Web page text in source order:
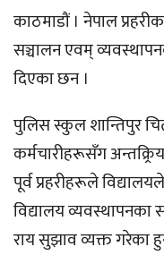
काठमाडौं । नेपाल
सञ्चालन एवम्
दिएका छन ।
पुलिस स्कुल शान्तिपुर
कर्मचारीहरूसँग
पूर्व प्रहरीहरूले
विद्यालय
राय सुझाव व्यक्त गरेका